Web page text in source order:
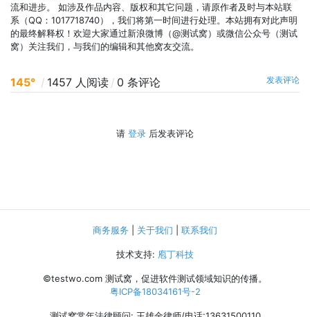
流和进步。 如涉及作品内容、版权和其它问题，请原作者及时与本站联
系（QQ：1017718740），我们将第一时间进行处理。本站拥有对此声明
的最终解释权！欢迎大家通过新浪微博（@测试窝）或微信公众号（测试
窝）关注我们，与我们的编辑和其他窝友交流。
145° / 1457 人阅读 / 0 条评论 发表评论
请 登录 后发表评论
商务服务 关于我们 联系我们
技术支持: 庖丁科技
©testwo.com 测试窝，促进软件测试领域知识的传播。
粤ICP备18034161号-2